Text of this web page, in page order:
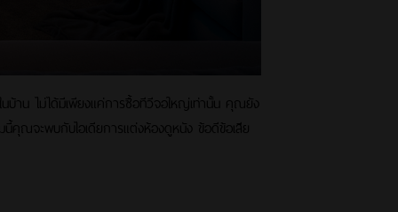
บ้าน ไม่ได้มีเพียงแค่การซื้อทีวีจอใหญ่เท่านั้น คุณยัง
ณจะพบกับไอเดียการแต่งห้องดูหนัง ข้อดีข้อเสีย